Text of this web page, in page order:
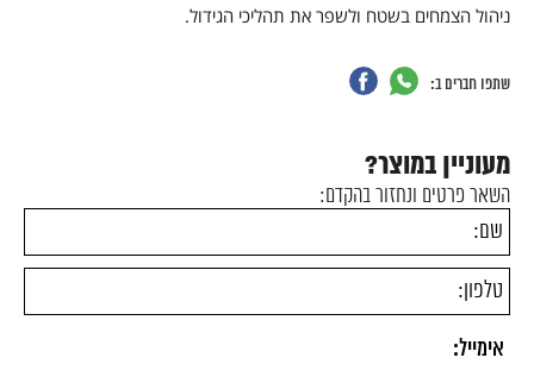
ניהול הצמחים בשטח ולשפר את תהליכי הגידול.
שתפו חברים ב:
מעוניין במוצר?
השאר פרטים ונחזור בהקדם: